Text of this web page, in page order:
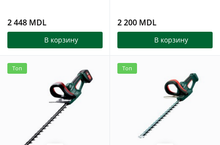
2 448 MDL
В корзину
2 200 MDL
В корзину
Топ Топ